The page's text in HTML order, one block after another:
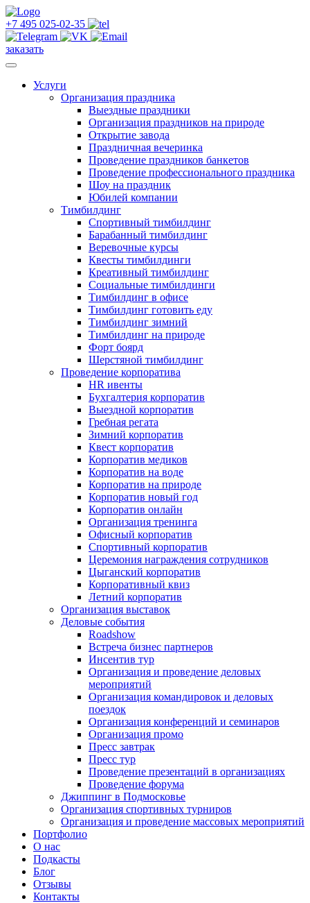
+7 495 025-02-35
заказать
Услуги
Организация праздника
Выездные праздники
Организация праздников на природе
Открытие завода
Праздничная вечеринка
Проведение праздников банкетов
Проведение профессионального праздника
Шоу на праздник
Юбилей компании
Тимбилдинг
Cпортивный тимбилдинг
Барабанный тимбилдинг
Веревочные курсы
Квесты тимбилдинги
Креативный тимбилдинг
Социальные тимбилдинги
Тимбилдинг в офисе
Тимбилдинг готовить еду
Тимбилдинг зимний
Тимбилдинг на природе
Форт боярд
Шерстяной тимбилдинг
Проведение корпоратива
HR ивенты
Бухгалтерия корпоратив
Выездной корпоратив
Гребная регата
Зимний корпоратив
Квест корпоратив
Корпоратив медиков
Корпоратив на воде
Корпоратив на природе
Корпоратив новый год
Корпоратив онлайн
Организация тренинга
Офисный корпоратив
Спортивный корпоратив
Церемония награждения сотрудников
Цыганский корпоратив
Корпоративный квиз
Летний корпоратив
Организация выставок
Деловые события
Roadshow
Встреча бизнес партнеров
Инсентив тур
Организация и проведение деловых
мероприятий
Организация командировок и деловых
поездок
Организация конференций и семинаров
Организация промо
Пресс завтрак
Пресс тур
Проведение презентаций в организациях
Проведение форума
Джиппинг в Подмосковье
Организация спортивных турниров
Организация и проведение массовых мероприятий
Портфолио
О нас
Подкасты
Блог
Отзывы
Контакты